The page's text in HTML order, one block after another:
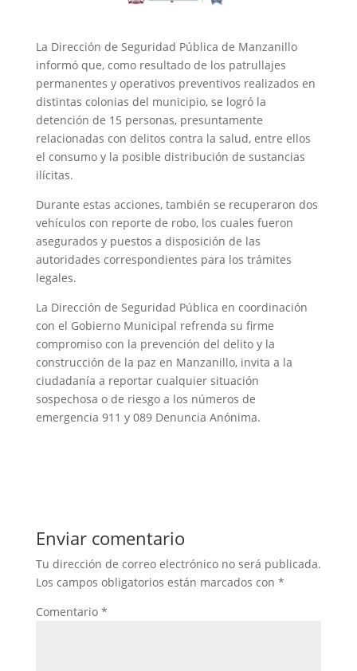
La Dirección de Seguridad Pública de Manzanillo
informó que, como resultado de los patrullajes
permanentes y operativos preventivos realizados en
distintas colonias del municipio, se logró la
detención de 15 personas, presuntamente
relacionadas con delitos contra la salud, entre ellos
el consumo y la posible distribución de sustancias
ilícitas.
Durante estas acciones, también se recuperaron dos
vehículos con reporte de robo, los cuales fueron
asegurados y puestos a disposición de las
autoridades correspondientes para los trámites
legales.
La Dirección de Seguridad Pública en coordinación
con el Gobierno Municipal refrenda su firme
compromiso con la prevención del delito y la
construcción de la paz en Manzanillo, invita a la
ciudadanía a reportar cualquier situación
sospechosa o de riesgo a los números de
emergencia 911 y 089 Denuncia Anónima.
Enviar comentario
Tu dirección de correo electrónico no será publicada.
Los campos obligatorios están marcados con *
Comentario *